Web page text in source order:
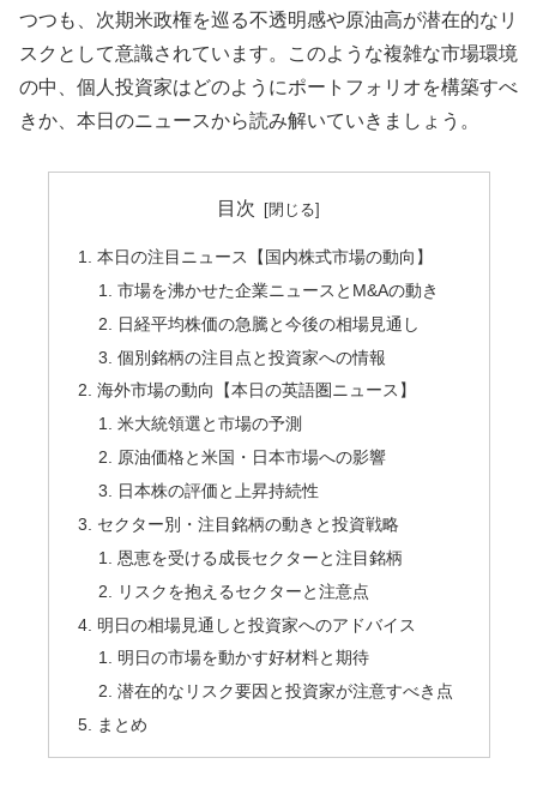
つつも、次期米政権を巡る不透明感や原油高が潜在的なリ
スクとして意識されています。このような複雑な市場環境
の中、個人投資家はどのようにポートフォリオを構築すべ
きか、本日のニュースから読み解いていきましょう。
目次
本日の注目ニュース【国内株式市場の動向】
市場を沸かせた企業ニュースとM&Aの動き
日経平均株価の急騰と今後の相場見通し
個別銘柄の注目点と投資家への情報
海外市場の動向【本日の英語圏ニュース】
米大統領選と市場の予測
原油価格と米国・日本市場への影響
日本株の評価と上昇持続性
セクター別・注目銘柄の動きと投資戦略
恩恵を受ける成長セクターと注目銘柄
リスクを抱えるセクターと注意点
明日の相場見通しと投資家へのアドバイス
明日の市場を動かす好材料と期待
潜在的なリスク要因と投資家が注意すべき点
まとめ